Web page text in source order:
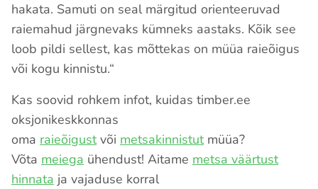
hakata. Samuti on seal märgitud orienteeruvad
raiemahud järgnevaks kümneks aastaks. Kõik see
loob pildi sellest, kas mõttekas on müüa raieõigus
või kogu kinnistu.“
Kas soovid rohkem infot, kuidas timber.ee
oksjonikeskkonnas
oma raieõigustvõi metsakinnistutmüüa?
Võta meiega ühendust! Aitame metsa väärtust
hinnata ja vajaduse korral